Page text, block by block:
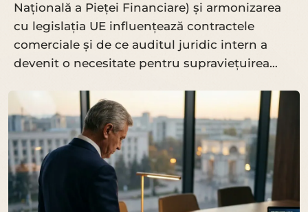
Națională a Pieței Financiare) și armonizarea
cu legislația UE influențează contractele
comerciale și de ce auditul juridic intern a
devenit o necesitate pentru supraviețuirea…